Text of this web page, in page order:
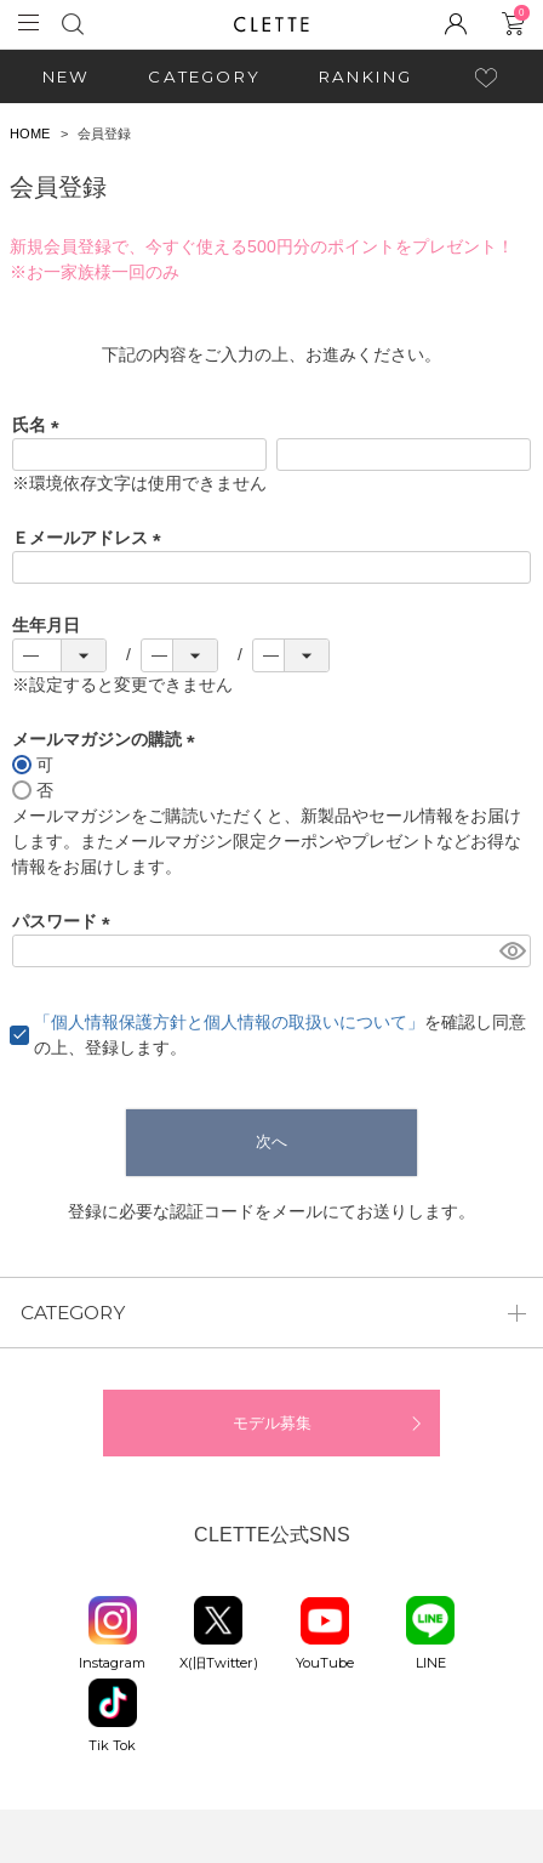
0
NEW CATEGORY RANKING
HOME 会員登録
会員登録
新規会員登録で、今すぐ使える500円分のポイントをプレゼント！
※お一家族様一回のみ
下記の内容をご入力の上、お進みください。
氏名
必
)
※環境依存文字は使用できません
Ｅメールアドレス
)
生年月日
※設定すると変更できません
メールマガジンの購読
須
)
可
否
メールマガジンをご購読いただくと、新製品やセール情報をお届け
します。またメールマガジン限定クーポンやプレゼントなどお得な
情報をお届けします。
パスワード
)
「個人情報保護方針と個人情報の取扱いについて」 を確認し同意
の上、登録します。
次へ
登録に必要な認証コードをメールにてお送りします。
CATEGORY
モデル募集
CLETTE公式SNS
Instagram X(旧Twitter) YouTube LINE
Tik Tok